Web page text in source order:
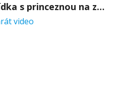
Prohlídka s princeznou na zámku Stekník
video